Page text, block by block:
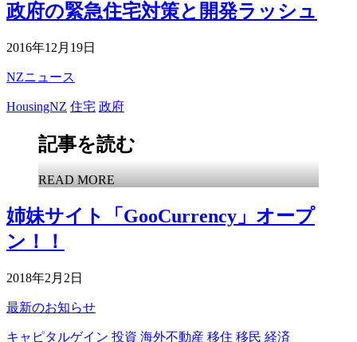
政府の緊急住宅対策と開発ラッシュ
2016年12月19日
NZニュース
HousingNZ 住宅 政府
記事を読む
READ MORE
姉妹サイト「GooCurrency」オープ
ン！！
2018年2月2日
最新のお知らせ
キャピタルゲイン 投資 海外不動産 移住 移民 経済